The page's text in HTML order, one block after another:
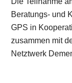
Beratungs- und
GPS in
zusammen mit
Netztwerk